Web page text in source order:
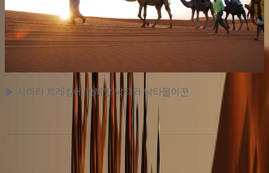
▶ 사하라 트레킹에 함께할 낙타와 낙타몰이꾼